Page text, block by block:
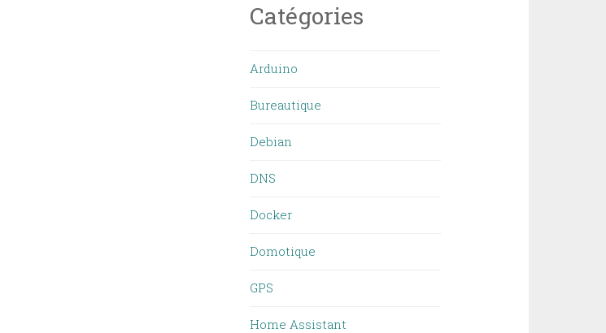
Catégories
Arduino
Bureautique
Debian
DNS
Docker
Domotique
GPS
Home Assistant